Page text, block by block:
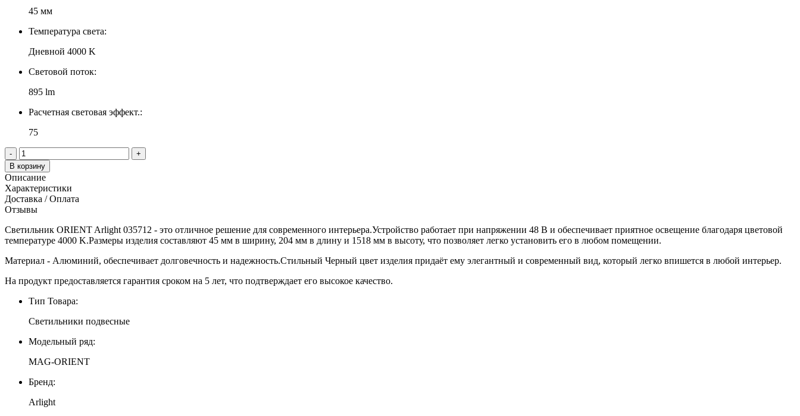
45 мм
Температура света:
Дневной 4000 K
Световой поток:
895 lm
Расчетная световая эффект.:
75
-
+
В корзину
Описание
Характеристики
Доставка / Оплата
Отзывы
Светильник ORIENT Arlight 035712 - это отличное решение для современного интерьера.Устройство работает при напряжении 48 В и обеспечивает приятное освещение благодаря цветовой
температуре 4000 K.Размеры изделия составляют 45 мм в ширину, 204 мм в длину и 1518 мм в высоту, что позволяет легко установить его в любом помещении.
Материал - Алюминий, обеспечивает долговечность и надежность.Стильный Черный цвет изделия придаёт ему элегантный и современный вид, который легко впишется в любой интерьер.
На продукт предоставляется гарантия сроком на 5 лет, что подтверждает его высокое качество.
Тип Товара:
Светильники подвесные
Модельный ряд:
MAG-ORIENT
Бренд:
Arlight